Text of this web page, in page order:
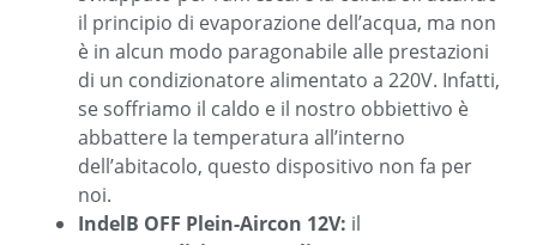
il principio di evaporazione dell’acqua, ma non
è in alcun modo paragonabile alle prestazioni
di un condizionatore alimentato a 220V. Infatti,
se soffriamo il caldo e il nostro obbiettivo è
abbattere la temperatura all’interno
dell’abitacolo, questo dispositivo non fa per
noi.
IndelB OFF Plein-Aircon 12V: il